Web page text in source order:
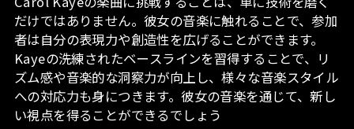
だけではありません。彼女の音楽に触れることで、参加
者は自分の表現力や創造性を広げることができます。
Kayeの洗練されたベースラインを習得することで、リ
ズム感や音楽的な洞察力が向上し、様々な音楽スタイル
への対応力も身につきます。彼女の音楽を通じて、新し
い視点を得ることができるでしょう